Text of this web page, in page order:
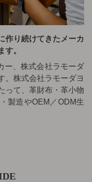
作り続けてきたメーカ
す。
ー、株式会社ラモーダ
。株式会社ラモーダヨ
って、革財布・革小物
製造やOEM／ODM生